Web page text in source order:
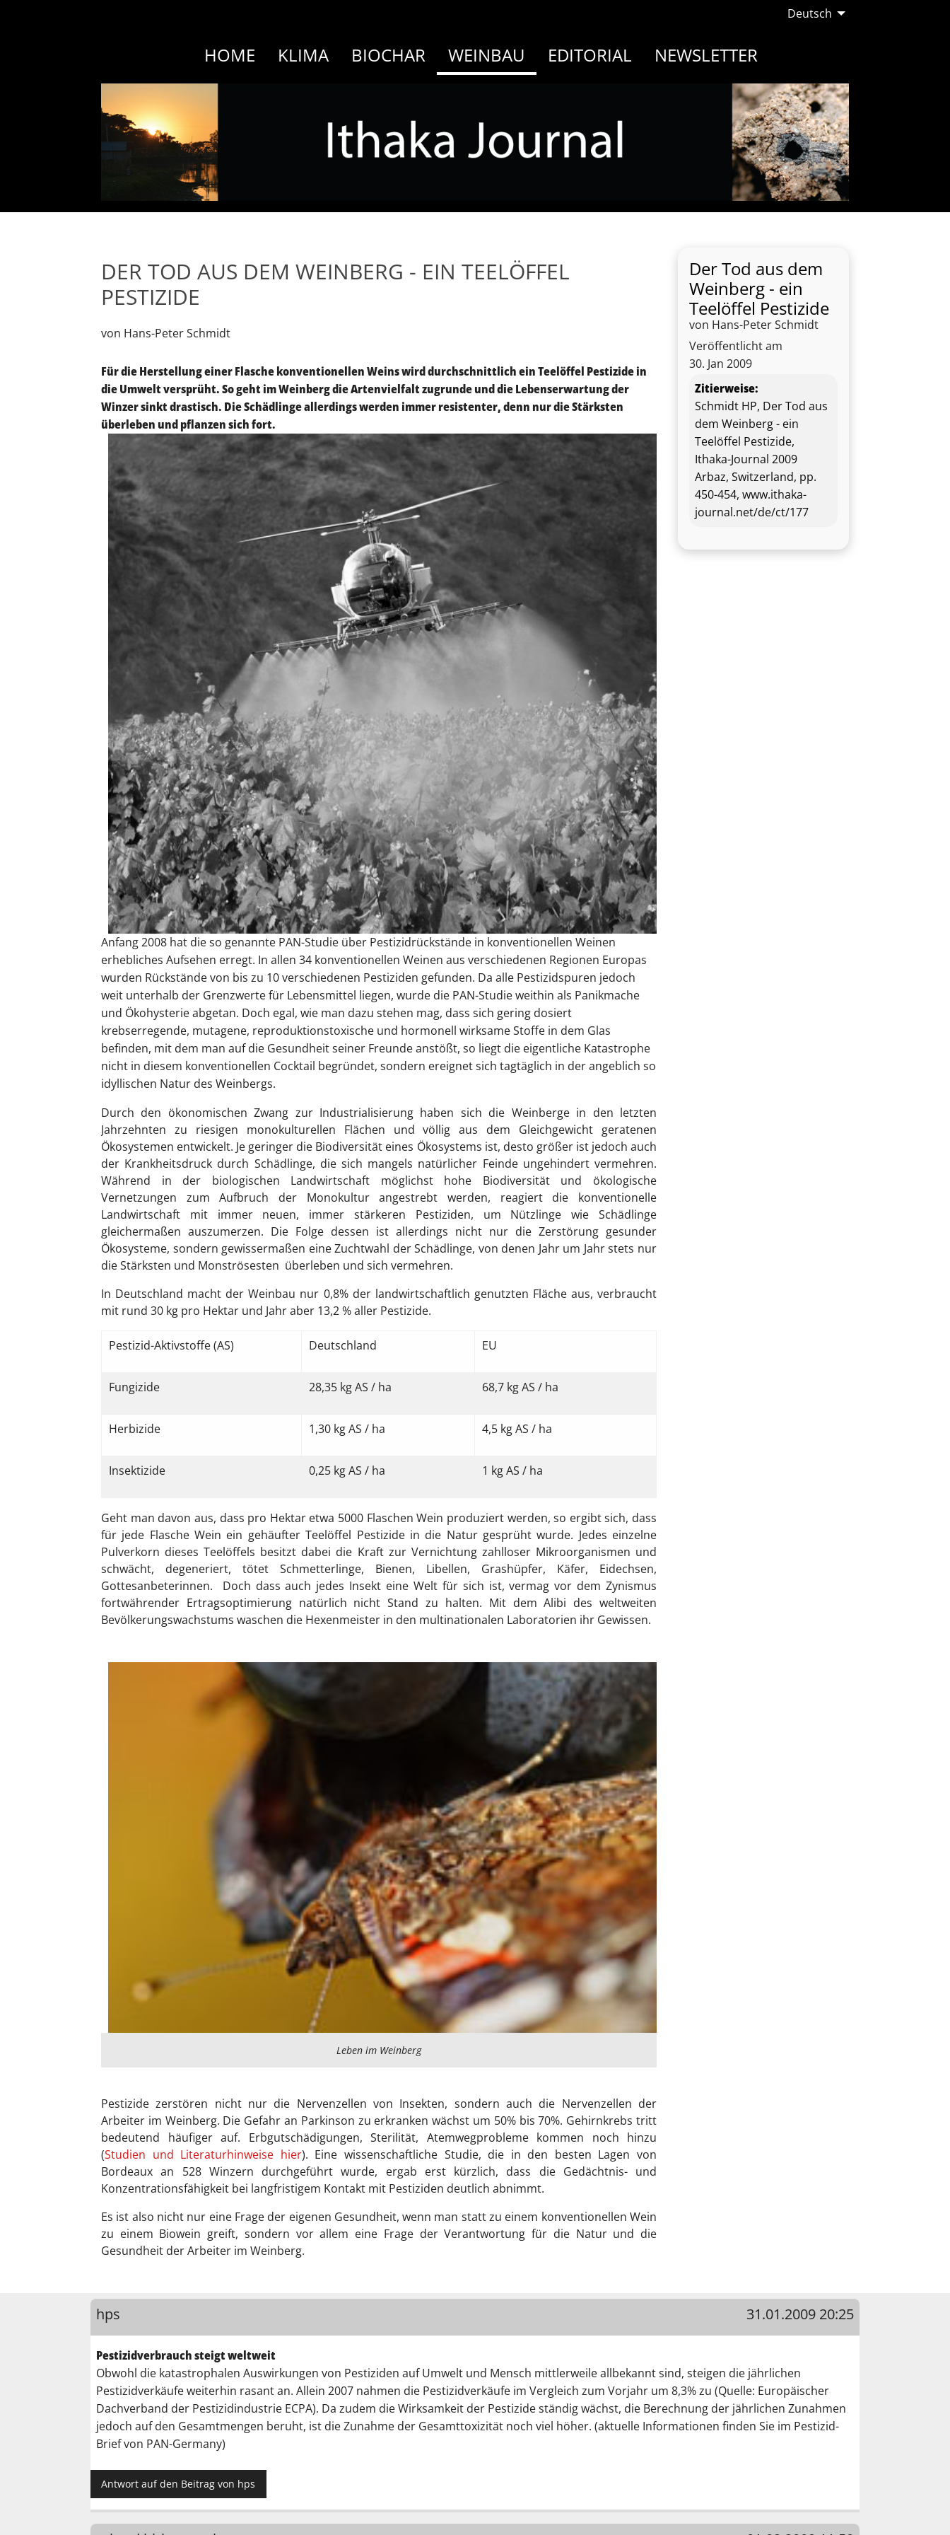
Deutsch
HOME KLIMA BIOCHAR WEINBAU EDITORIAL NEWSLETTER
DER TOD AUS DEM WEINBERG - EIN TEELÖFFEL
PESTIZIDE
von Hans-Peter Schmidt
Für die Herstellung einer Flasche konventionellen Weins wird durchschnittlich ein Teelöffel Pestizide in
die Umwelt versprüht. So geht im Weinberg die Artenvielfalt zugrunde und die Lebenserwartung der
Winzer sinkt drastisch. Die Schädlinge allerdings werden immer resistenter, denn nur die Stärksten
überleben und pflanzen sich fort.
Anfang 2008 hat die so genannte PAN-Studie über Pestizidrückstände in konventionellen Weinen
erhebliches Aufsehen erregt. In allen 34 konventionellen Weinen aus verschiedenen Regionen Europas
wurden Rückstände von bis zu 10 verschiedenen Pestiziden gefunden. Da alle Pestizidspuren jedoch
weit unterhalb der Grenzwerte für Lebensmittel liegen, wurde die PAN-Studie weithin als Panikmache
und Ökohysterie abgetan. Doch egal, wie man dazu stehen mag, dass sich gering dosiert
krebserregende, mutagene, reproduktionstoxische und hormonell wirksame Stoffe in dem Glas
befinden, mit dem man auf die Gesundheit seiner Freunde anstößt, so liegt die eigentliche Katastrophe
nicht in diesem konventionellen Cocktail begründet, sondern ereignet sich tagtäglich in der angeblich so
idyllischen Natur des Weinbergs.
Durch den ökonomischen Zwang zur Industrialisierung haben sich die Weinberge in den letzten
Jahrzehnten zu riesigen monokulturellen Flächen und völlig aus dem Gleichgewicht geratenen
Ökosystemen entwickelt. Je geringer die Biodiversität eines Ökosystems ist, desto größer ist jedoch auch
der Krankheitsdruck durch Schädlinge, die sich mangels natürlicher Feinde ungehindert vermehren.
Während in der biologischen Landwirtschaft möglichst hohe Biodiversität und ökologische
Vernetzungen zum Aufbruch der Monokultur angestrebt werden, reagiert die konventionelle
Landwirtschaft mit immer neuen, immer stärkeren Pestiziden, um Nützlinge wie Schädlinge
gleichermaßen auszumerzen. Die Folge dessen ist allerdings nicht nur die Zerstörung gesunder
Ökosysteme, sondern gewissermaßen eine Zuchtwahl der Schädlinge, von denen Jahr um Jahr stets nur
die Stärksten und Monströsesten überleben und sich vermehren.
In Deutschland macht der Weinbau nur 0,8% der landwirtschaftlich genutzten Fläche aus, verbraucht
mit rund 30 kg pro Hektar und Jahr aber 13,2 % aller Pestizide.
Pestizid-Aktivstoffe (AS) Deutschland EU
Fungizide 28,35 kg AS / ha 68,7 kg AS / ha
Herbizide 1,30 kg AS / ha 4,5 kg AS / ha
Insektizide 0,25 kg AS / ha 1 kg AS / ha
Geht man davon aus, dass pro Hektar etwa 5000 Flaschen Wein produziert werden, so ergibt sich, dass
für jede Flasche Wein ein gehäufter Teelöffel Pestizide in die Natur gesprüht wurde. Jedes einzelne
Pulverkorn dieses Teelöffels besitzt dabei die Kraft zur Vernichtung zahlloser Mikroorganismen und
schwächt, degeneriert, tötet Schmetterlinge, Bienen, Libellen, Grashüpfer, Käfer, Eidechsen,
Gottesanbeterinnen. Doch dass auch jedes Insekt eine Welt für sich ist, vermag vor dem Zynismus
fortwährender Ertragsoptimierung natürlich nicht Stand zu halten. Mit dem Alibi des weltweiten
Bevölkerungswachstums waschen die Hexenmeister in den multinationalen Laboratorien ihr Gewissen.
Leben im Weinberg
Pestizide zerstören nicht nur die Nervenzellen von Insekten, sondern auch die Nervenzellen der
Arbeiter im Weinberg. Die Gefahr an Parkinson zu erkranken wächst um 50% bis 70%. Gehirnkrebs tritt
bedeutend häufiger auf. Erbgutschädigungen, Sterilität, Atemwegprobleme kommen noch hinzu
(Studien und Literaturhinweise hier). Eine wissenschaftliche Studie, die in den besten Lagen von
Bordeaux an 528 Winzern durchgeführt wurde, ergab erst kürzlich, dass die Gedächtnis- und
Konzentrationsfähigkeit bei langfristigem Kontakt mit Pestiziden deutlich abnimmt.
Es ist also nicht nur eine Frage der eigenen Gesundheit, wenn man statt zu einem konventionellen Wein
zu einem Biowein greift, sondern vor allem eine Frage der Verantwortung für die Natur und die
Gesundheit der Arbeiter im Weinberg.
Der Tod aus dem
Weinberg - ein
Teelöffel Pestizide
von Hans-Peter Schmidt
Veröffentlicht am
30. Jan 2009
Zitierweise:
Schmidt HP, Der Tod aus
dem Weinberg - ein
Teelöffel Pestizide,
Ithaka-Journal 2009
Arbaz, Switzerland, pp.
450-454, www.ithaka-
journal.net/de/ct/177
hps 31.01.2009 20:25
Pestizidverbrauch steigt weltweit
Obwohl die katastrophalen Auswirkungen von Pestiziden auf Umwelt und Mensch mittlerweile allbekannt sind, steigen die jährlichen
Pestizidverkäufe weiterhin rasant an. Allein 2007 nahmen die Pestizidverkäufe im Vergleich zum Vorjahr um 8,3% zu (Quelle: Europäischer
Dachverband der Pestizidindustrie ECPA). Da zudem die Wirksamkeit der Pestizide ständig wächst, die Berechnung der jährlichen Zunahmen
jedoch auf den Gesamtmengen beruht, ist die Zunahme der Gesamttoxizität noch viel höher. (aktuelle Informationen finden Sie im Pestizid-
Brief von PAN-Germany)
Antwort auf den Beitrag von hps